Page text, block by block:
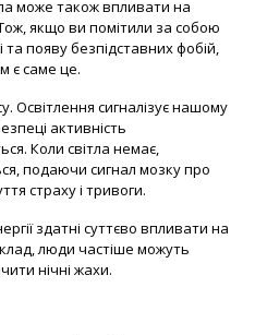
може також впливати на
якщо ви помітили за собою
та появу безпідставних фобій,
є саме це.
Освітлення сигналізує нашому
активність
Коли світла немає,
подаючи сигнал мозку про
страху і тривоги.
здатні суттєво впливати на
люди частіше можуть
нічні жахи.